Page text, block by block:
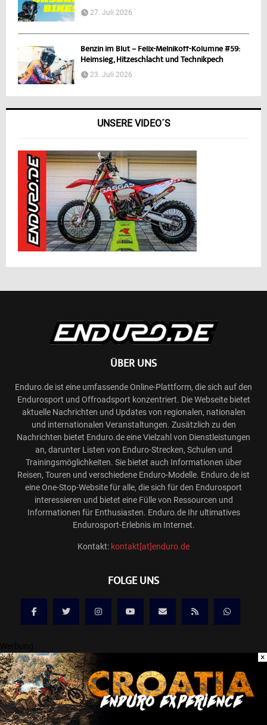
27. Juli 2026
Benzin im Blut – Felix-Melnikoff-Kolumne #59:
Heimsieg, Hitzeschlacht und Technikpech
23. Juli 2026
UNSERE VIDEO´S
ÜBER UNS
Enduro.de ist eine umfassende Online-Plattform, die sich auf den
Endurosport und Offroadsport konzentriert. Die Webseite bietet
aktuelle Nachrichten und Updates von regionalen, nationalen
und internationalen Veranstaltungen. Zusätzlich zu den
Nachrichten bietet Enduro.de eine Vielzahl von Dienstleistungen
an, darunter Listen von Enduro-Strecken, Schulen und
Trainingsmöglichkeiten. Sie bietet auch Informationen über
Reisen, Touren und verschiedene Enduro-Modelle. Enduro.de ist
eine One-Stop-Website für alle, die sich für den Endurosport
interessieren und bietet eine Fülle von Ressourcen und
Informationen für Enthusiasten. Enduro.de Ihr ultimatives
Endurosport-Erlebnis im Internet.
Kontakt: kontakt[at]enduro.de
FOLGE UNS
@2025 ENDURO.DE ONLINE MAGAZIN
Kontakt
Mediadaten/Werbung
Allgemeine Geschäftsbedingungen
×